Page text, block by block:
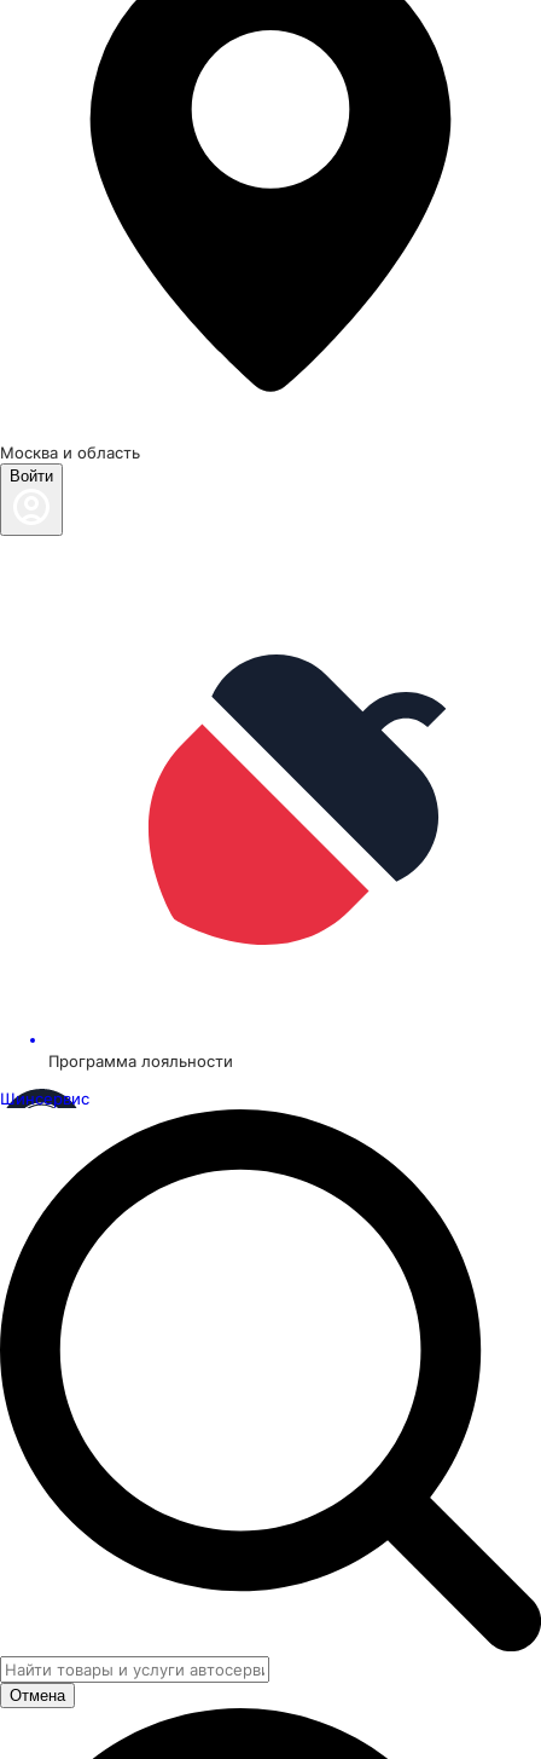
Москва и область
Войти
Программа лояльности
Шинсервис
Отмена